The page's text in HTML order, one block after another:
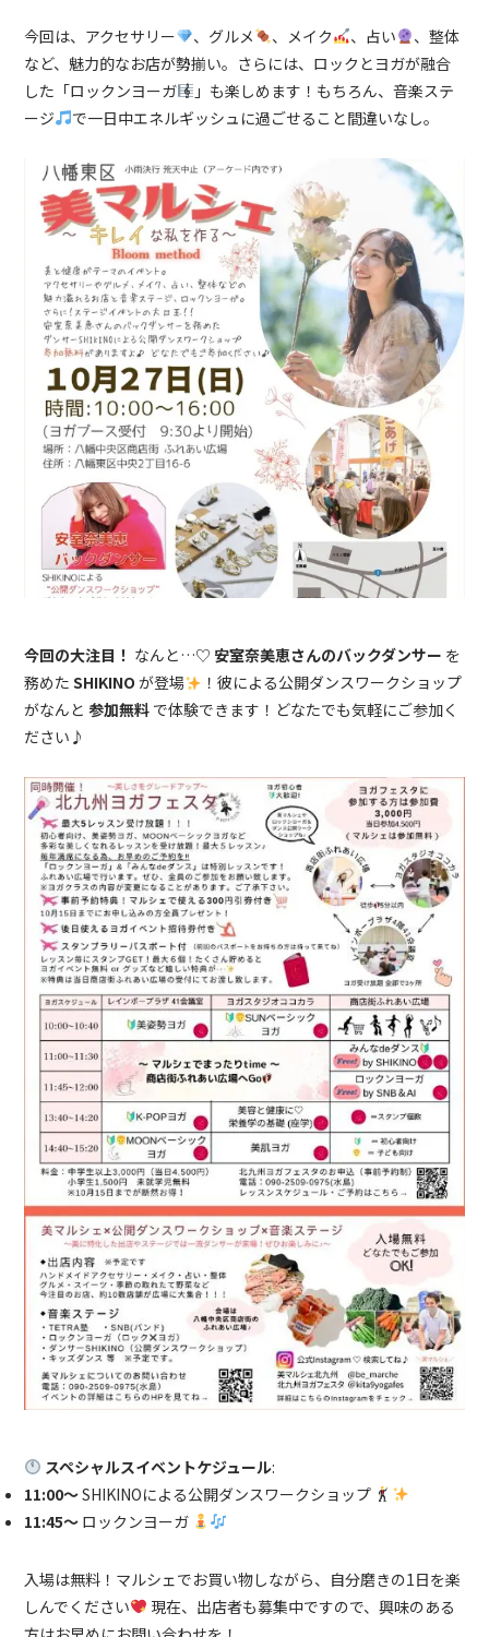
今回は、アクセサリー 、グルメ 、メイク 、占い
、整体
など、魅力的なお店が勢揃い。さらには、ロックとヨガが融合
した「ロックンヨーガ
」も楽しめます！もちろん、音楽ステ
ージ
で一日中エネルギッシュに過ごせること間違いなし。
今回の大注目！ なんと…♡ 安室奈美恵さんのバックダンサー を
務めたSHIKINO が登場
！彼による公開ダンスワークショップ
がなんと参加無料 で体験できます！どなたでも気軽にご参加く
ださい♪
スペシャルスイベントケジュール:
11:00〜SHIKINOによる公開ダンスワークショップ
11:45〜 ロックンヨーガ
入場は無料！マルシェでお買い物しながら、自分磨きの1日を楽
しんでください
現在、出店者も募集中ですので、興味のある